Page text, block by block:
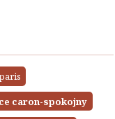
caron-spokojny